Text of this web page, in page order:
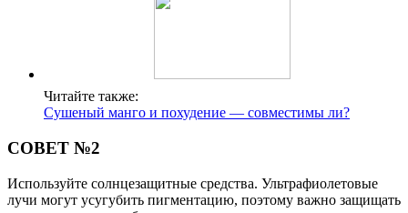
Читайте также:
Сушеный манго и похудение — совместимы ли?
СОВЕТ №2
Используйте солнцезащитные средства. Ультрафиолетовые
лучи могут усугубить пигментацию, поэтому важно защищать